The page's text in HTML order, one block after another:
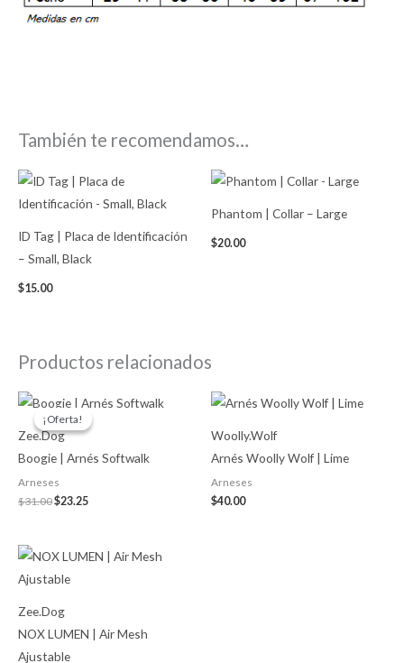
También te recomendamos…
ID Tag | Placa de Identificación
– Small, Black
$15.00
Phantom | Collar – Large
$20.00
Productos relacionados
¡Oferta!
Zee.Dog
¡Oferta!
Boogie | Arnés Softwalk
Arneses
$31.00
Original
price
was:
$31.00.
$23.25
Current
price
is:
Woolly.Wolf
Arnés Woolly Wolf | Lime
Arneses
$40.00
Zee.Dog
NOX LUMEN | Air Mesh
Ajustable
Price
range: